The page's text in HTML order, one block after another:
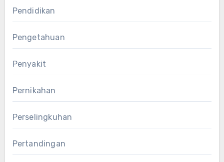
Pendidikan
Pengetahuan
Penyakit
Pernikahan
Perselingkuhan
Pertandingan